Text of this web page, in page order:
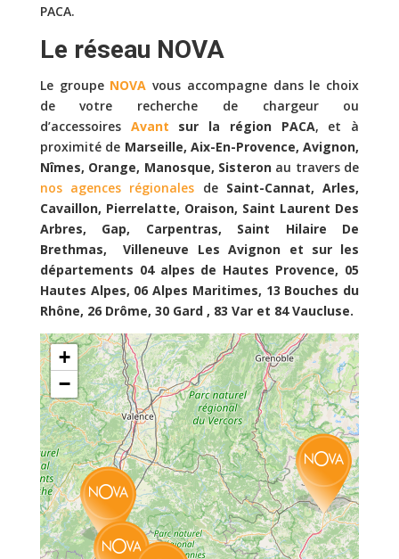
PACA.
Le réseau NOVA
Le groupe NOVA vous accompagne dans le choix
de votre recherche de chargeur ou
d’accessoires Avant sur la région PACA, et à
proximité de Marseille, Aix-En-Provence, Avignon,
Nîmes, Orange, Manosque, Sisteron au travers de
nos agences régionales de Saint-Cannat, Arles,
Cavaillon, Pierrelatte, Oraison, Saint Laurent Des
Arbres, Gap, Carpentras, Saint Hilaire De
Brethmas, Villeneuve Les Avignon et sur les
départements 04 alpes de Hautes Provence, 05
Hautes Alpes, 06 Alpes Maritimes, 13 Bouches du
Rhône, 26 Drôme, 30 Gard , 83 Var et 84 Vaucluse.
+
−